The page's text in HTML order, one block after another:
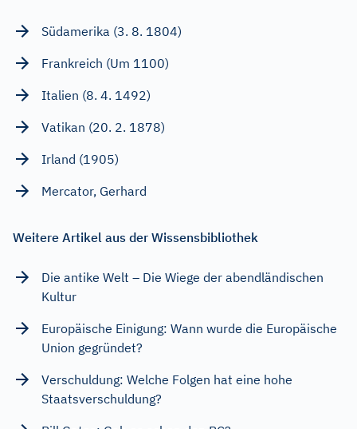
Südamerika (3. 8. 1804)
Frankreich (Um 1100)
Italien (8. 4. 1492)
Vatikan (20. 2. 1878)
Irland (1905)
Mercator, Gerhard
Weitere Artikel aus der Wissensbibliothek
Die antike Welt – Die Wiege der abendländischen
Kultur
Europäische Einigung: Wann wurde die Europäische
Union gegründet?
Verschuldung: Welche Folgen hat eine hohe
Staatsverschuldung?